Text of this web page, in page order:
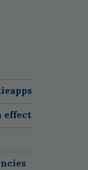
effect